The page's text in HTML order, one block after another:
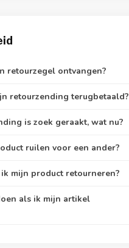
retourzegel ontvangen?
retourzending terugbetaald?
is zoek geraakt, wat nu?
ruilen voor een ander?
mijn product retourneren?
als ik mijn artikel